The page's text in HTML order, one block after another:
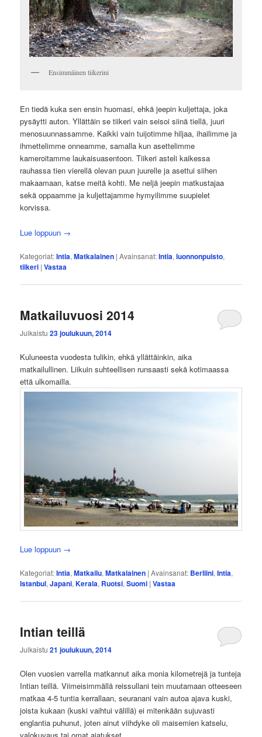
Ensimmäinen tiikerini
En tiedä kuka sen ensin huomasi, ehkä jeepin kuljettaja, joka
pysäytti auton. Yllättäin se tiikeri vain seisoi siinä tiellä, juuri
menosuunnassamme. Kaikki vain tuijotimme hiljaa, ihailimme ja
ihmettelimme onneamme, samalla kun asettelimme
kameroitamme laukaisuasentoon. Tiikeri asteli kaikessa
rauhassa tien vierellä olevan puun juurelle ja asettui siihen
makaamaan, katse meitä kohti. Me neljä jeepin matkustajaa
sekä oppaamme ja kuljettajamme hymyilimme suupielet
korvissa.
Lue loppuun →
Kategoriat:Intia,Matkalainen |Avainsanat:Intia,luonnonpuisto,
tiikeri |Vastaa
Matkailuvuosi 2014
Julkaistu23 joulukuun, 2014
Kuluneesta vuodesta tulikin, ehkä yllättäinkin, aika
matkailullinen. Liikuin suhteellisen runsaasti sekä kotimaassa
että ulkomailla.
Lue loppuun →
Kategoriat:Intia,Matkailu,Matkalainen |Avainsanat: Berliini,Intia,
Istanbul,Japani,Kerala, Ruotsi,Suomi |Vastaa
Intian teillä
Julkaistu21 joulukuun, 2014
Olen vuosien varrella matkannut aika monia kilometrejä ja tunteja
Intian teillä. Viimeisimmällä reissullani tein muutamaan otteeseen
matkaa 4-5 tuntia kerrallaan, seuranani vain autoa ajava kuski,
joista kukaan (kuski vaihtui välillä) ei mitenkään sujuvasti
englantia puhunut, joten ainut viihdyke oli maisemien katselu,